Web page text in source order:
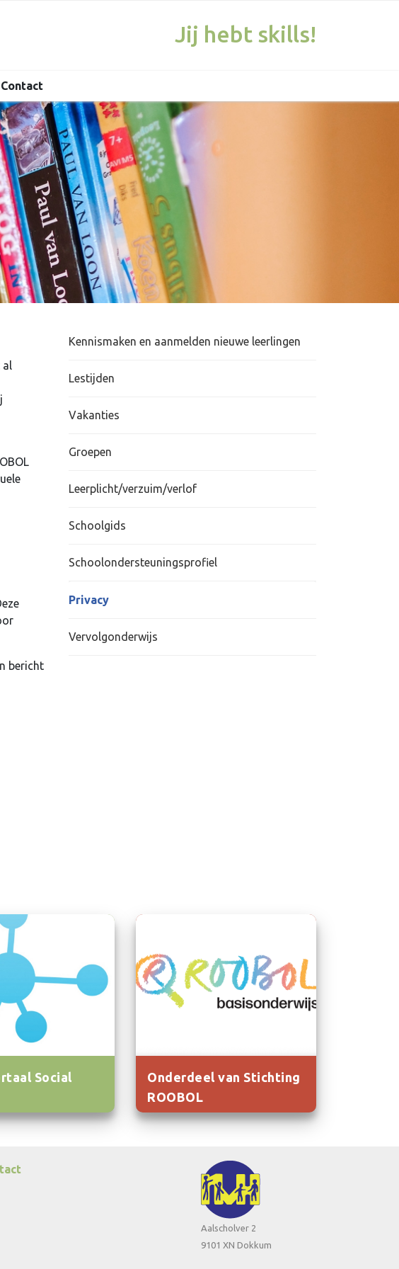
Jij hebt skills!
Contact
al
bericht
Kennismaken en aanmelden nieuwe leerlingen
Lestijden
Vakanties
Groepen
Leerplicht/verzuim/verlof
Schoolgids
Schoolondersteuningsprofiel
Privacy
Vervolgonderwijs
Social
Onderdeel van Stichting
ROOBOL
Aalscholver 2
9101 XN Dokkum